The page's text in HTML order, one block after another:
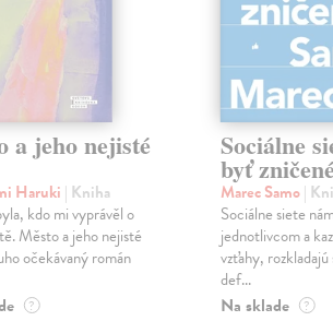
a jeho nejisté
Haruki | Kniha
kdo mi vyprávěl o
Město a jeho nejisté
očekávaný román
?
Sociálne
byť zničené
Marec Samo|
Sociálne siete
jednotlivcom a
vzťahy,
def...
Na sklade ?